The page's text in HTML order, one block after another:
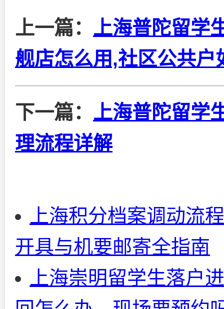
上一篇： 上海普陀留学
舰店怎么用,社区公共户
下一篇： 上海普陀留学
理流程详解
上海积分档案调动流
开具与机要邮寄全指南
上海崇明留学生落户